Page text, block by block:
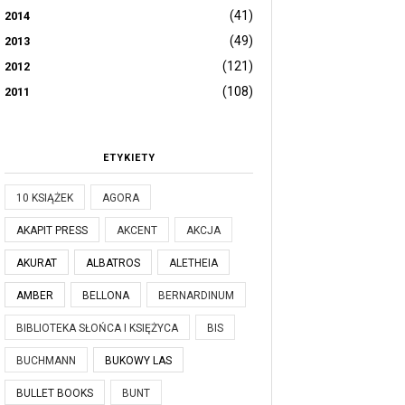
2014 (41)
2013 (49)
2012 (121)
2011 (108)
ETYKIETY
10 KSIĄŻEK AGORA
AKAPIT PRESS AKCENT AKCJA
AKURAT ALBATROS ALETHEIA
AMBER BELLONA BERNARDINUM
BIBLIOTEKA SŁOŃCA I KSIĘŻYCA BIS
BUCHMANN BUKOWY LAS
BULLET BOOKS BUNT